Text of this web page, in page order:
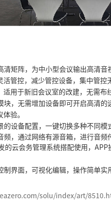
清矩阵，为中小型会议输出高清音
活管控，减少管控设备，集中管
适用于新旧会议室的改建，无需布
块，无需增加设备即可开启高清
验。
的设备配置，一键切换多种不同
频，通过网络有源音箱，进行音
的云会务管理系统搭配使用，
制界面，可视化编辑，操作简单实
solu/index/art/